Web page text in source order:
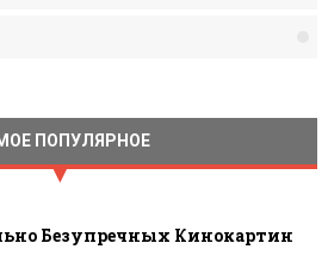
ПОПУЛЯРНОЕ
Безупречных Кинокартин